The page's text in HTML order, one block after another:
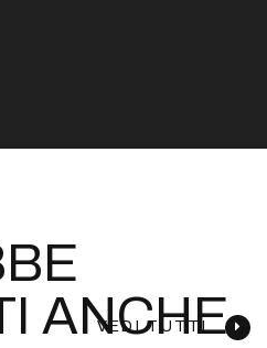
ANCHE
VEDI TUTTI